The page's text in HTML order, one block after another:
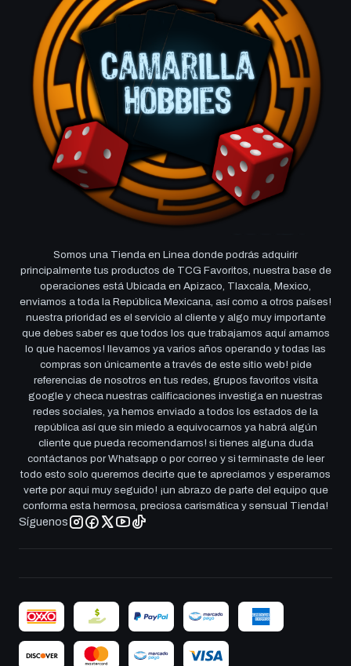
Somos una Tienda en Linea donde podrás adquirir
principalmente tus productos de TCG Favoritos, nuestra base de
operaciones está Ubicada en Apizaco, Tlaxcala, Mexico,
enviamos a toda la República Mexicana, así como a otros países!
nuestra prioridad es el servicio al cliente y algo muy importante
que debes saber es que todos los que trabajamos aquí amamos
lo que hacemos! llevamos ya varios años operando y todas las
compras son únicamente a través de este sitio web! pide
referencias de nosotros en tus redes, grupos favoritos visita
google y checa nuestras calificaciones investiga en nuestras
redes sociales, ya hemos enviado a todos los estados de la
república así que sin miedo a equivocarnos ya habrá algún
cliente que pueda recomendarnos! si tienes alguna duda
contáctanos por Whatsapp o por correo y si terminaste de leer
todo esto solo queremos decirte que te apreciamos y esperamos
verte por aqui muy seguido! ¡un abrazo de parte del equipo que
conforma esta hermosa, preciosa carismática y sensual Tienda!
Síguenos